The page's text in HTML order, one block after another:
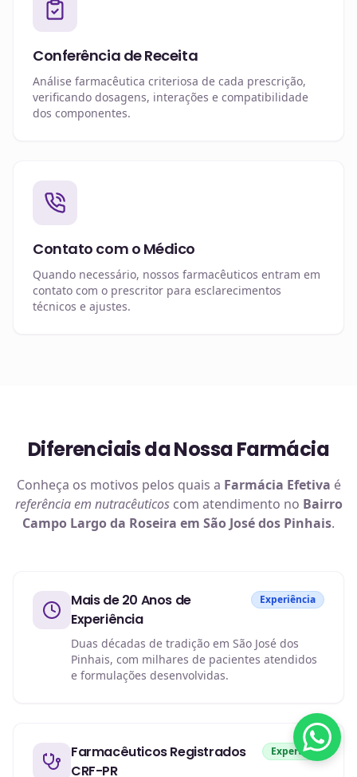
Conferência de Receita
Análise farmacêutica criteriosa de cada prescrição,
verificando dosagens, interações e compatibilidade
dos componentes.
Contato com o Médico
Quando necessário, nossos farmacêuticos entram em
contato com o prescritor para esclarecimentos
técnicos e ajustes.
Diferenciais da Nossa Farmácia
Conheça os motivos pelos quais a Farmácia Efetiva é
referência em nutracêuticoscom atendimento no Bairro
Campo Largo da Roseira em São José dos Pinhais.
Mais de 20 Anos de
Experiência
Experiência
Duas décadas de tradição em São José dos
Pinhais, com milhares de pacientes atendidos
e formulações desenvolvidas.
Farmacêuticos Registrados
CRF-PR
Expertise